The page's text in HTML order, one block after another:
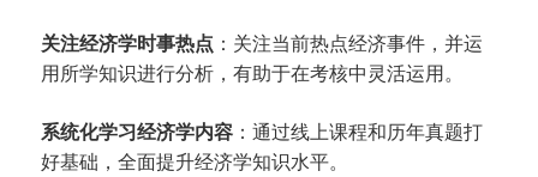
关注经济学时事热点 ：关注当前热点经济事件，并运
用所学知识进行分析，有助于在考核中灵活运用。
系统化学习经济学内容 ：通过线上课程和历年真题打
好基础，全面提升经济学知识水平。